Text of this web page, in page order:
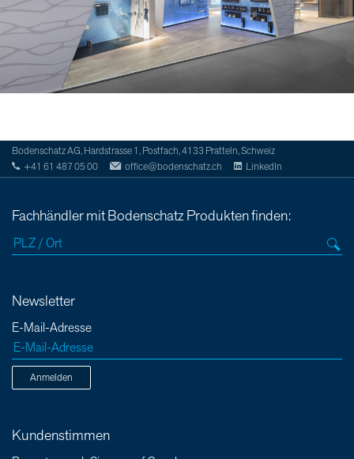
Bodenschatz AG, Hardstrasse 1, Postfach, 4133 Pratteln, Schweiz
+41 61 487 05 00
office@bodenschatz.ch LinkedIn
Fachhändler mit Bodenschatz Produkten finden:
Newsletter
E-Mail-Adresse
Anmelden
Kundenstimmen